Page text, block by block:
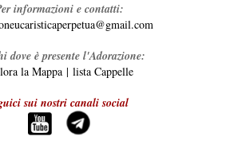
informazioni e contatti:
dove è presente l'Adorazione:
la Mappa| lista Cappelle
sui nostri canali social